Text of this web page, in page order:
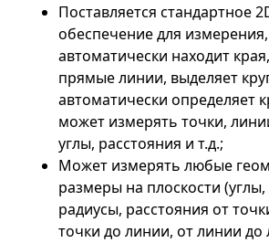
Поставляется стандартное
обеспечение для
автоматически находит
прямые линии, выделяет
автоматически определяет
может измерять точки,
углы, расстояния и т.д.;
Может измерять любые
размеры на плоскости
радиусы, расстояния от
точки до линии, от линии до